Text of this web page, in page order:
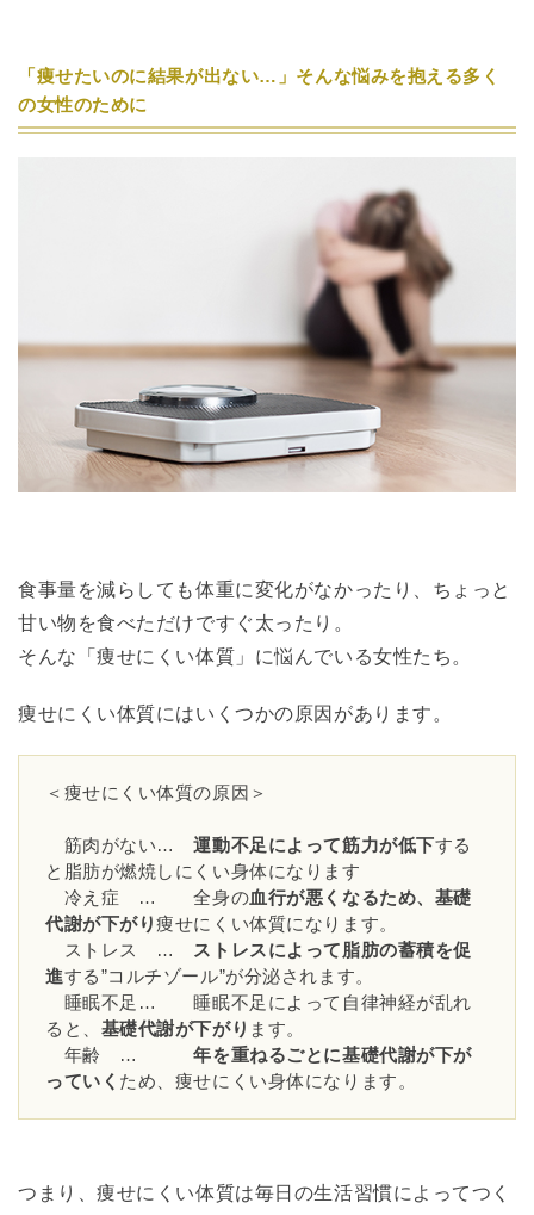
「痩せたいのに結果が出ない…」そんな悩みを抱える多く
の女性のために
食事量を減らしても体重に変化がなかったり、ちょっと
甘い物を食べただけですぐ太ったり。
そんな「痩せにくい体質」に悩んでいる女性たち。
痩せにくい体質にはいくつかの原因があります。
＜痩せにくい体質の原因＞
筋肉がない…運動不足によって筋力が低下する
と脂肪が燃焼しにくい身体になります
冷え症 … 全身の血行が悪くなるため、基礎
代謝が下がり痩せにくい体質になります。
ストレス … ストレスによって脂肪の蓄積を促
進する”コルチゾール”が分泌されます。
睡眠不足… 睡眠不足によって自律神経が乱れ
ると、 基礎代謝が下がり ます。
年齢 …年を重ねるごとに基礎代謝が下が
っていく ため、痩せにくい身体になります。
つまり、痩せにくい体質は毎日の生活習慣によってつく